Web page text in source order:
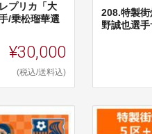
プリカ「大
/乗松瑠華選
¥30,000
(税込/送料込)
208.特製
野誠也選手